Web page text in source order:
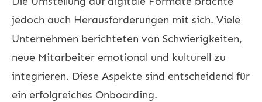
jedoch auch Herausforderungen mit sich. Viele
Unternehmen berichteten von Schwierigkeiten,
neue Mitarbeiter emotional und kulturell zu
integrieren. Diese Aspekte sind entscheidend für
ein erfolgreiches Onboarding.